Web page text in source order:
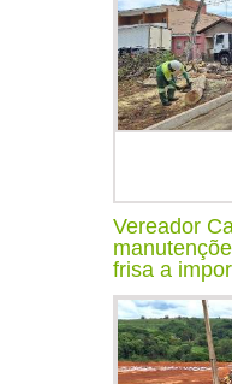
Vereador
frisa a